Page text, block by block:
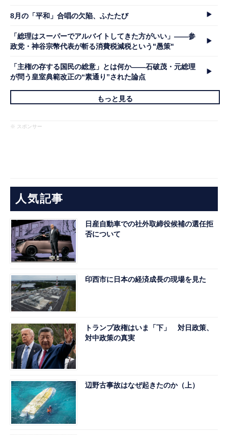
8月の「平和」合唱の欠陥、ふたたび
「総理はスーパーでアルバイトしてきた方がいい」――参
政党・神谷宗幣代表が斬る消費税減税という"愚策"
「主権の存する国民の総意」とは何か――石破茂・元総理
が問う皇室典範改正の“素通り”された論点
もっと見る
※ スポンサー
人気記事
日産自動車での社外取締役候補の選任拒
否について
印西市に日本の経済成長の現場を見た
トランプ政権はいま「下」 対日政策、
対中政策の真実
辺野古事故はなぜ起きたのか（上）